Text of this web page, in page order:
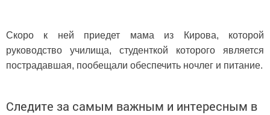
Скоро к ней приедет мама из Кирова, которой
руководство училища, студенткой которого является
пострадавшая, пообещали обеспечить ночлег и питание.
Следите за самым важным и интересным в